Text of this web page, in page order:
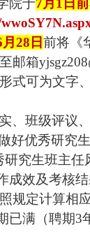
院于7月1日前
月28日前将《
邮箱
式可为文字
、班级评议
好优秀研究
研究生班主任
成效及考核
规定计算相
已满（聘期3